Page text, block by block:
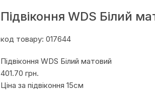
Підвіконня WDS Білий
код товару: 017644
Підвіконня WDS Білий матовий
401.70 грн.
Ціна за підвіконня 15см